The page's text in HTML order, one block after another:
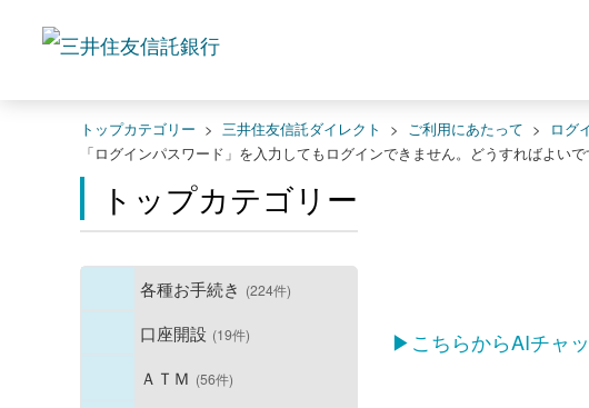
トップカテゴリー > 三井住友信託ダイレクト > ご利用にあたって > ログ
「ログインパスワード」を入力してもログインできません。どうすればよい
トップカテゴリー
各種お手続き (224件)
口座開設 (19件)
ＡＴＭ (56件)
▶こちらからAIチャ